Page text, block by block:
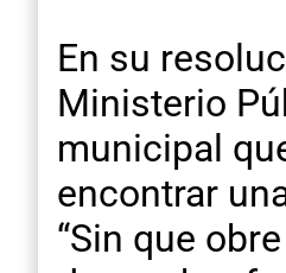
En su
Ministerio
municipal
encontrar
“Sin que